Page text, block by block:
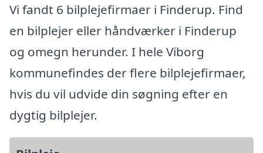
Vi fandt 6 bilplejefirmaer i Finderup. Find
en bilplejer eller håndværker i Finderup
og omegn herunder. I hele Viborg
kommunefindes der flere bilplejefirmaer,
hvis du vil udvide din søgning efter en
dygtig bilplejer.